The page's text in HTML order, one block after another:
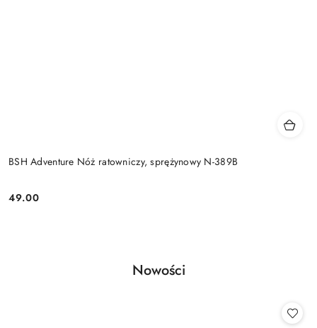
BSH Adventure Nóż ratowniczy, sprężynowy N-389B
Cena:
49.00
Pomiń karuzelę produktów
Produkty
Nowości